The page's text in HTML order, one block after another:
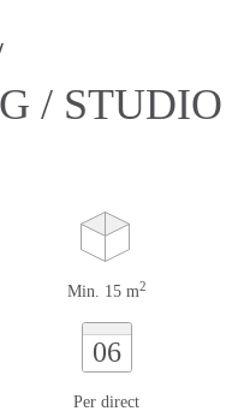
/ STUDIO
Min. 15 m2
06
Per direct